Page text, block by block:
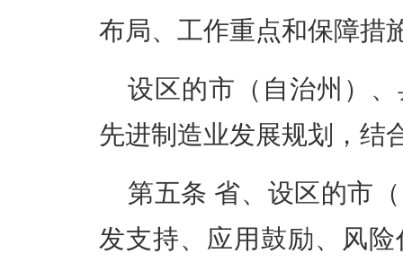
布局、工作重点和保障措
设区的市（自治州）
先进制造业发展规划，结
第五条 省、设区的市
发支持、应用鼓励、风